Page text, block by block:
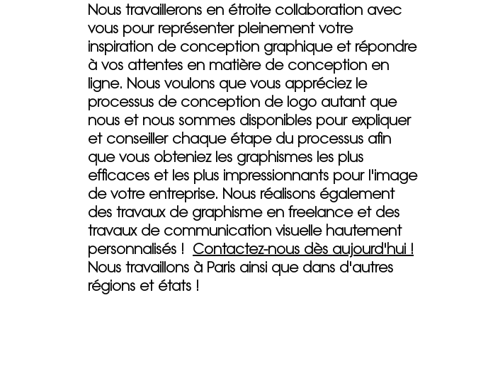
Nous travaillerons en étroite collaboration avec
vous pour représenter pleinement votre
inspiration de conception graphique et répondre
à vos attentes en matière de conception en
ligne. Nous voulons que vous appréciez le
processus de conception de logo autant que
nous et nous sommes disponibles pour expliquer
et conseiller chaque étape du processus afin
que vous obteniez les graphismes les plus
efficaces et les plus impressionnants pour l'image
de votre entreprise. Nous réalisons également
des travaux de graphisme en freelance et des
travaux de communication visuelle hautement
personnalisés ! Contactez-nous dès aujourd'hui !
Nous travaillons à Paris ainsi que dans d'autres
régions et états !